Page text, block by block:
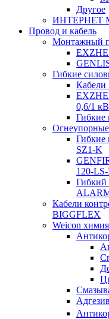
Другое
ИНТЕРНЕТ
Провод и кабель
Монтажный
Гибкие
Кабели
0,6/1
Гибкие
Гибкие
SZ1-K
120-
Гибкий
Кабели
BIGGFLEX
Weicon химия